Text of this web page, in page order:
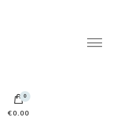
0
€0.00